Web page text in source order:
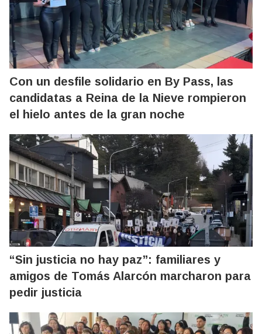
Con un desfile solidario en By Pass, las
candidatas a Reina de la Nieve rompieron
el hielo antes de la gran noche
“Sin justicia no hay paz”: familiares y
amigos de Tomás Alarcón marcharon para
pedir justicia